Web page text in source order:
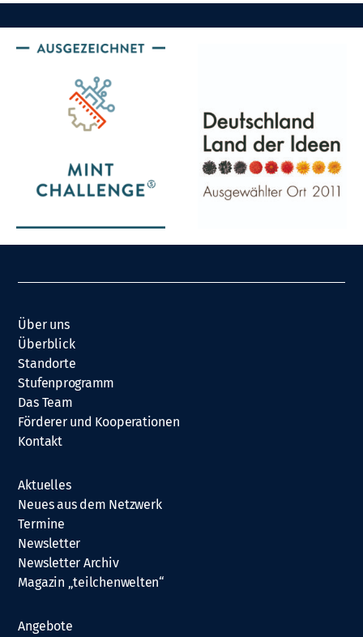
Über uns
Überblick
Standorte
Stufenprogramm
Das Team
Förderer und Kooperationen
Kontakt
Aktuelles
Neues aus dem Netzwerk
Termine
Newsletter
Newsletter Archiv
Magazin „teilchenwelten“
Angebote